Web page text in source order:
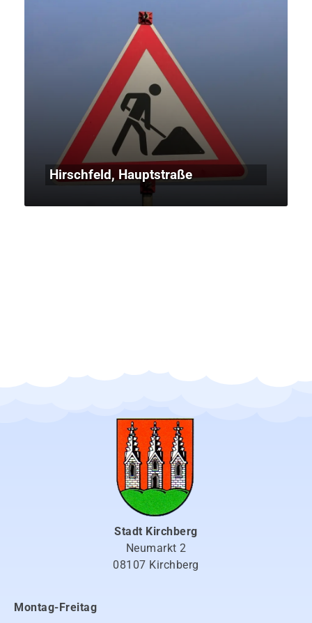
Hirschfeld, Hauptstraße
Stadt Kirchberg
Neumarkt 2
08107 Kirchberg
Montag-Freitag